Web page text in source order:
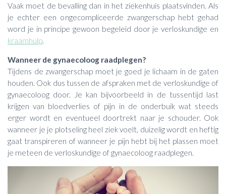
Vaak moet de bevalling dan in het ziekenhuis plaatsvinden. Als
je echter een ongecompliceerde zwangerschap hebt gehad
word je in principe gewoon begeleid door je verloskundige en
kraamhulp.
Wanneer de gynaecoloog raadplegen?
Tijdens de zwangerschap moet je goed je lichaam in de gaten
houden. Ook dus tussen de afspraken met de verloskundige of
gynaecoloog door. Je kan bijvoorbeeld in de tussentijd last
krijgen van bloedverlies of pijn in de onderbuik wat steeds
erger wordt en eventueel doortrekt naar je schouder. Ook
wanneer je je plotseling heel ziek voelt, duizelig wordt en heftig
gaat transpireren of wanneer je pijn hebt bij het plassen moet
je meteen de verloskundige of gynaecoloog raadplegen.